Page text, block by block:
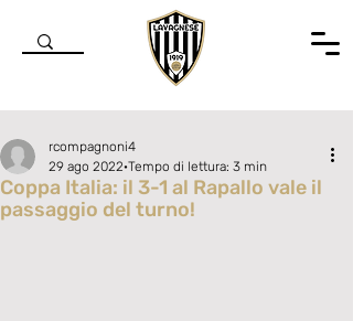
Coppa Italia: il 3-1 al Rapallo vale il
passaggio del turno!
rcompagnoni4
29 ago 2022 Tempo di lettura: 3 min